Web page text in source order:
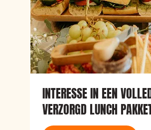
INTERESSE IN EEN
VERZORGD LUNCH